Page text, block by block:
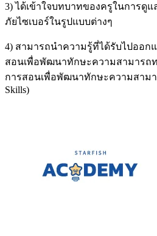
3) ได้เข้าใจบทบาทของครูในการดู
ภัยไซเบอร์ในรูปแบบต่างๆ
4) สามารถนำความรู้ที่ได้รับไปออก
สอนเพื่อพัฒนาทักษะความสามารถท
การสอนเพื่อพัฒนาทักษะความสามา
Skills)